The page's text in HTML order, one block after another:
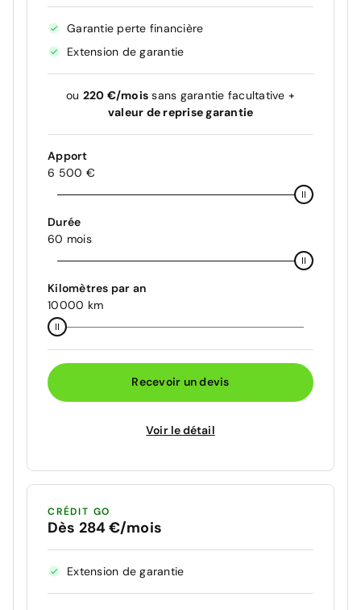
Garantie perte financière
Extension de garantie
ou 220 €/mois sans garantie facultative +
valeur de reprise garantie
Apport
6 500 €
Durée
60 mois
Kilomètres par an
10000 km
Recevoir un devis
Voir le détail
CRÉDIT GO
Dès 284 €/mois
Extension de garantie